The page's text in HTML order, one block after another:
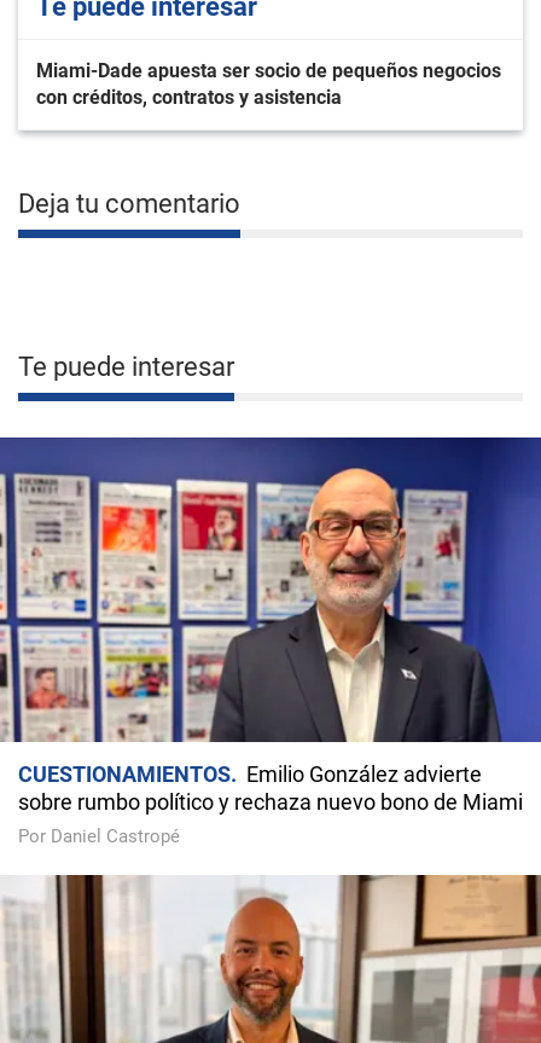
Te puede interesar
Miami-Dade apuesta ser socio de pequeños negocios
con créditos, contratos y asistencia
Deja tu comentario
Te puede interesar
CUESTIONAMIENTOS
Emilio González advierte
sobre rumbo político y rechaza nuevo bono de Miami
Por Daniel Castropé